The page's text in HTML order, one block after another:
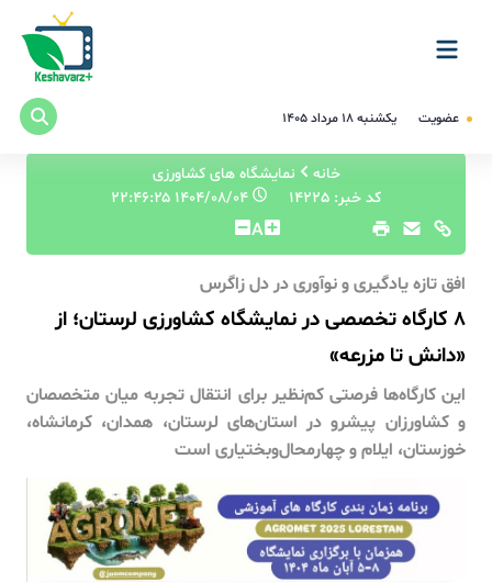
عضویت یکشنبه ۱۸ مرداد ۱۴۰۵
خانه
نمایشگاه های کشاورزی
کد خبر: 14225
۱۴۰۴/۰۸/۰۴ ۲۲:۴۶:۲۵
A
افق تازه‌ یادگیری و نوآوری در دل زاگرس
۸ کارگاه تخصصی در نمایشگاه کشاورزی لرستان؛ از
«دانش تا مزرعه»
این کارگاه‌ها فرصتی کم‌نظیر برای انتقال تجربه میان متخصصان
و کشاورزان پیشرو در استان‌های لرستان، همدان، کرمانشاه،
خوزستان، ایلام و چهارمحال‌وبختیاری است